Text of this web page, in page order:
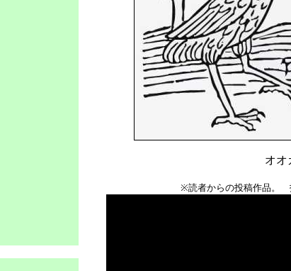
オオ
※読者からの投稿作品。